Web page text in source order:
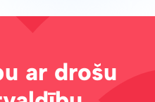
ar drošu